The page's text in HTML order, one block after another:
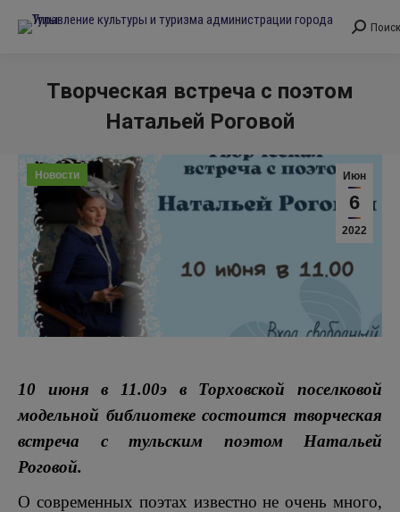
Поиск:
Поиск
Творческая встреча с поэтом
Натальей Роговой
Июн
6
2022
Новости
10 июня в 11.00э в Торховской поселковой
модельной библиотеке состоится творческая
встреча с тульским поэтом Натальей
Роговой.
О современных поэтах известно не очень много,